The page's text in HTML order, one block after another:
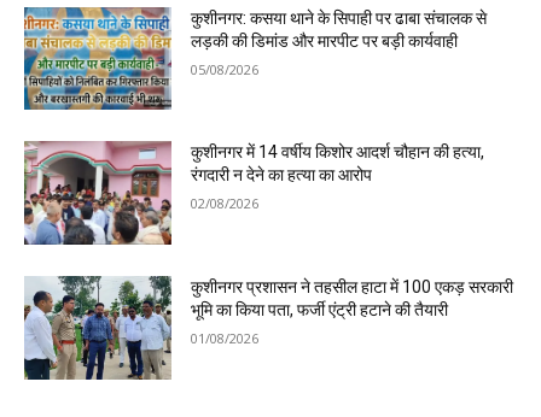
कुशीनगर: कसया थाने के सिपाही पर ढाबा संचालक से
लड़की की डिमांड और मारपीट पर बड़ी कार्यवाही
05/08/2026
कुशीनगर में 14 वर्षीय किशोर आदर्श चौहान की हत्या,
रंगदारी न देने का हत्या का आरोप
02/08/2026
कुशीनगर प्रशासन ने तहसील हाटा में 100 एकड़ सरकारी
भूमि का किया पता, फर्जी एंट्री हटाने की तैयारी
01/08/2026